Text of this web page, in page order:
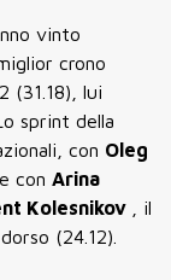
vinto
crono
(31.18), lui
sprint della
con Oleg
con Arina
Kolesnikov
, il
(24.12).